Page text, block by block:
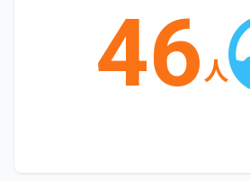
46人